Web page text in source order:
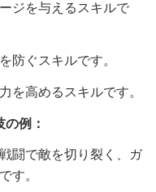
ジを与えるスキルで
防ぐスキルです。
を高めるスキルです。
例：
闘で敵を切り裂く、ガ
す。